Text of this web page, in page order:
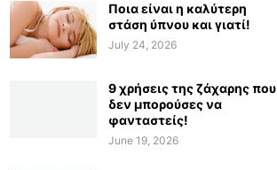
Ποια είναι η καλύτερη
στάση ύπνου και γιατί!
July 24, 2026
9 χρήσεις της ζάχαρης που
δεν μπορούσες να
φανταστείς!
June 19, 2026